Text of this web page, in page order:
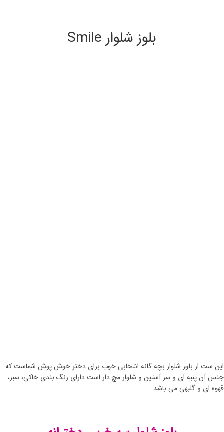
بلوز شلوار Smile
این ست از بلوز شلوار بچه گانه انتخابی خوب برای دختر خوش پوش شماست که
جنس آن پنبه ای و سر آستین و شلوار مچ دار است دارای رنگ بندی خاکی، سبز،
قهوه ای و گلبهی می باشد.